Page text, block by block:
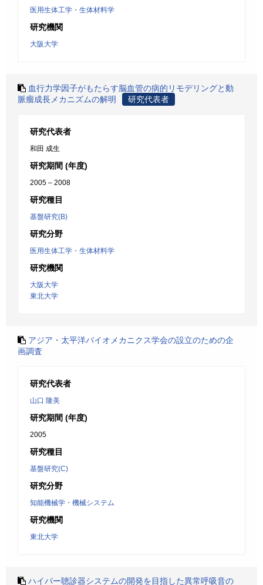
医用生体工学・生体材料学
研究機関
大阪大学
血行力学因子がもたらす脳血管の病的リモデリングと動
脈瘤成長メカニズムの解明
研究代表者
研究代表者
和田 成生
研究期間 (年度)
2005 – 2008
研究種目
基盤研究(B)
研究分野
医用生体工学・生体材料学
研究機関
大阪大学
東北大学
アジア・太平洋バイオメカニクス学会の設立のための企
画調査
研究代表者
山口 隆美
研究期間 (年度)
2005
研究種目
基盤研究(C)
研究分野
知能機械学・機械システム
研究機関
東北大学
ハイパー聴診器システムの開発を目指した異常呼吸音の